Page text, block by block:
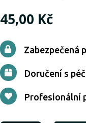
45,00 Kč
 Zabezpečená
 Doručení s
 Profesionální